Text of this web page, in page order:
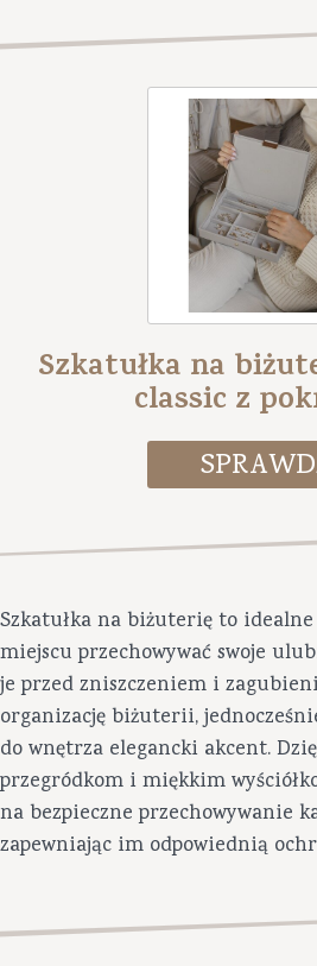
Szkatułka na
classic z
Szkatułka na biżuterię to
miejscu przechowywać swoje
je przed zniszczeniem i
organizację biżuterii,
do wnętrza elegancki akcent.
przegródkom i miękkim
na bezpieczne przechowywanie
zapewniając im odpowiednią